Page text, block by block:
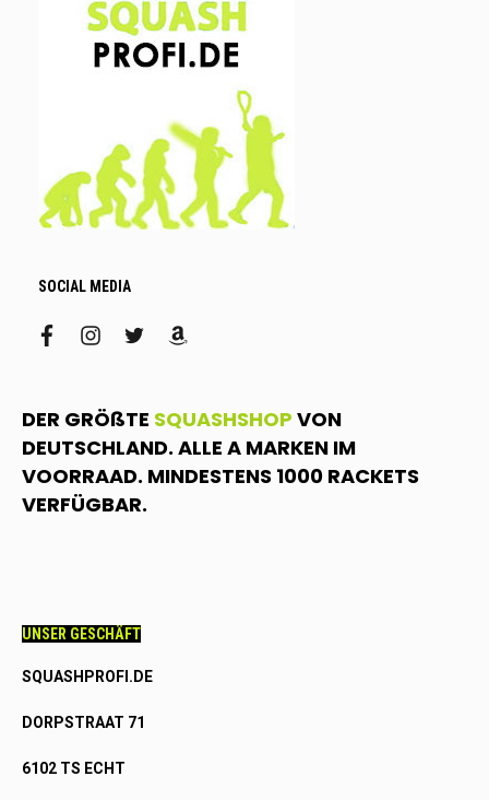
SOCIAL MEDIA
facebookinstagram
twitteramazon
DER GRÖßTE SQUASHSHOP VON
DEUTSCHLAND. ALLE A MARKEN IM
VOORRAAD. MINDESTENS 1000 RACKETS
VERFÜGBAR.
UNSER GESCHÄFT
SQUASHPROFI.DE
DORPSTRAAT 71
6102 TS ECHT